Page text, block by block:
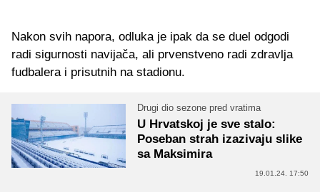
Nakon svih napora, odluka je ipak da se duel odgodi
radi sigurnosti navijača, ali prvenstveno radi zdravlja
fudbalera i prisutnih na stadionu.
Drugi dio sezone pred vratima
U Hrvatskoj je sve stalo:
Poseban strah izazivaju slike
sa Maksimira
19.01.24. 17:50